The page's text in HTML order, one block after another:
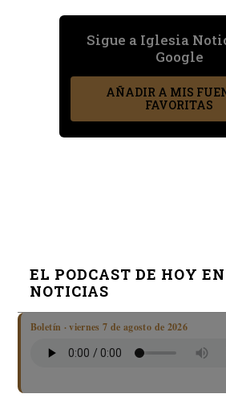
Sigue a Iglesia
Google
AÑADIR A MIS
FAVORITAS
EL PODCAST DE HOY
NOTICIAS
Boletín · viernes 7 de agosto de 2026